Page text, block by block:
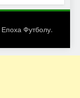
Епоха Футболу.